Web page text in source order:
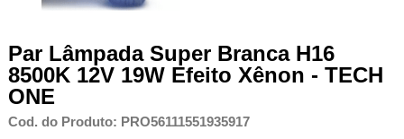
Par Lâmpada Super Branca H16
8500K 12V 19W Efeito Xênon - TECH
ONE
Cod. do Produto: PRO56111551935917